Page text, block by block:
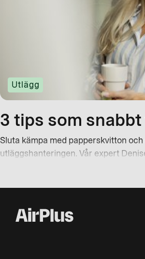
Utlägg
3 tips som
Sluta kämpa med papperskvitton
utläggshanteringen. Vår expert